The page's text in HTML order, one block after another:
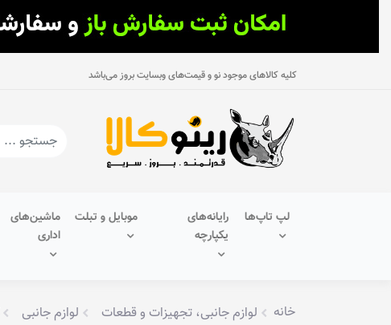
کلیه کالاهای موجود نو و قیمت‌های وبسایت بروز می‌باشد
لپ تاپ‌ها
رایانه‌های
یکپارچه
موبایل و تبلت
ماشین‌های
اداری
خانه لوازم جانبی، تجهیزات و قطعات لوازم جانبی